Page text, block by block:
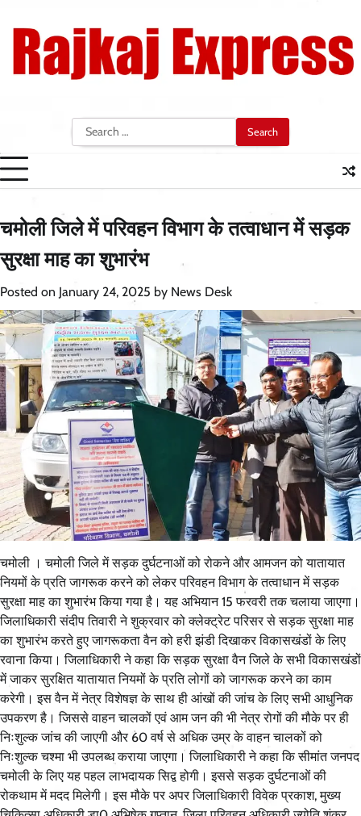
content
Search
for:
चमोली जिले में परिवहन विभाग के तत्वाधान में सड़क
सुरक्षा माह का शुभारंभ
Posted on January 24, 2025 by News Desk
चमोली । चमोली जिले में सड़क दुर्घटनाओं को रोकने और आमजन को यातायात
नियमों के प्रति जागरूक करने को लेकर परिवहन विभाग के तत्वाधान में सड़क
सुरक्षा माह का शुभारंभ किया गया है। यह अभियान 15 फरवरी तक चलाया जाएगा।
जिलाधिकारी संदीप तिवारी ने शुक्रवार को क्लेक्ट्रेट परिसर से सड़क सुरक्षा माह
का शुभारंभ करते हुए जागरूकता वैन को हरी झंडी दिखाकर विकासखंडों के लिए
रवाना किया। जिलाधिकारी ने कहा कि सड़क सुरक्षा वैन जिले के सभी विकासखंडों
में जाकर सुरक्षित यातायात नियमों के प्रति लोगों को जागरूक करने का काम
करेगी। इस वैन में नेत्र विशेषज्ञ के साथ ही आंखों की जांच के लिए सभी आधुनिक
उपकरण है। जिससे वाहन चालकों एवं आम जन की भी नेत्र रोगों की मौके पर ही
निःशुल्क जांच की जाएगी और 60 वर्ष से अधिक उम्र के वाहन चालकों को
निःशुल्क चश्मा भी उपलब्ध कराया जाएगा। जिलाधिकारी ने कहा कि सीमांत जनपद
चमोली के लिए यह पहल लाभदायक सिद्व होगी। इससे सड़क दुर्घटनाओं की
रोकथाम में मदद मिलेगी। इस मौके पर अपर जिलाधिकारी विवेक प्रकाश, मुख्य